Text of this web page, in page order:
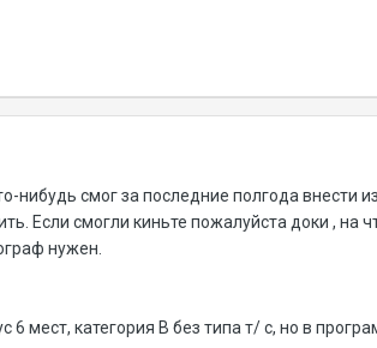
нибудь смог за последние полгода внести
Если смогли киньте пожалуйста доки , на
нужен.
6 мест, категория В без типа т/ с, но в